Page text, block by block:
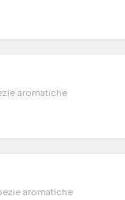
aromatiche
aromatiche